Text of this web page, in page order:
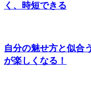
く、時短できる
自分の魅せ方と似合
が楽しくなる！